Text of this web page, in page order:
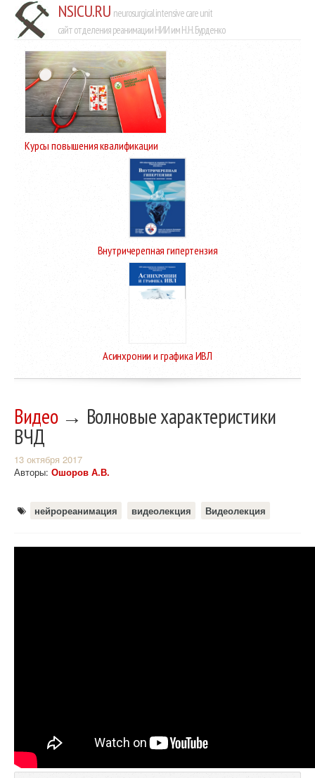
NSICU.RU neurosurgical intensive care unit
сайт отделения реанимации НИИ им Н.Н. Бурденко
Курсы повышения квалификации
Внутричерепная гипертензия
Асинхронии и графика ИВЛ
Видео→ Волновые характеристики
ВЧД
13 октября 2017
Авторы: Ошоров А.В.
нейрореанимация видеолекция Видеолекция